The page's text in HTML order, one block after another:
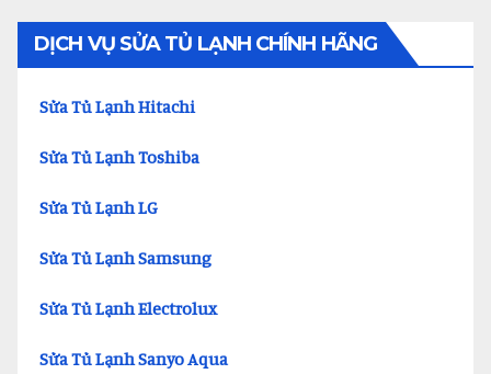
DỊCH VỤ SỬA TỦ LẠNH CHÍNH HÃNG
Sửa Tủ Lạnh Hitachi
Sửa Tủ Lạnh Toshiba
Sửa Tủ Lạnh LG
Sửa Tủ Lạnh Samsung
Sửa Tủ Lạnh Electrolux
Sửa Tủ Lạnh Sanyo Aqua